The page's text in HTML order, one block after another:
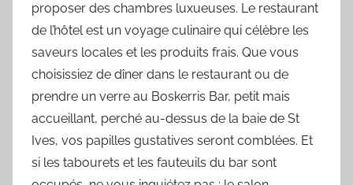
proposer des chambres luxueuses. Le restaurant
de l’hôtel est un voyage culinaire qui célèbre les
saveurs locales et les produits frais. Que vous
choisissiez de dîner dans le restaurant ou de
prendre un verre au Boskerris Bar, petit mais
accueillant, perché au-dessus de la baie de St
Ives, vos papilles gustatives seront comblées. Et
si les tabourets et les fauteuils du bar sont